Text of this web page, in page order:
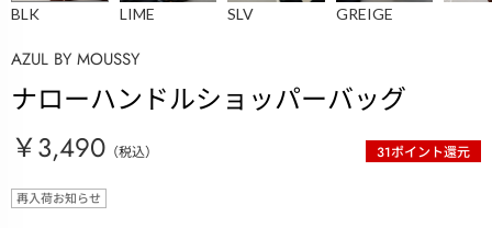
BLK LIME SLV GREIGE
AZUL BY MOUSSY
ナローハンドルショッパーバッグ
￥3,490 （税込） 31ポイント還元
再入荷お知らせ